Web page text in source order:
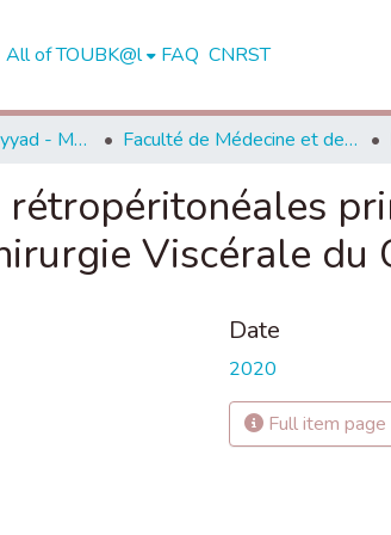
All of TOUBK@l FAQ CNRST
Université Cadi Ayyad - Marrakech Faculté de Médecine et de Pharmacie - Marrakech
Viscérale du
Date
2020
Full item page